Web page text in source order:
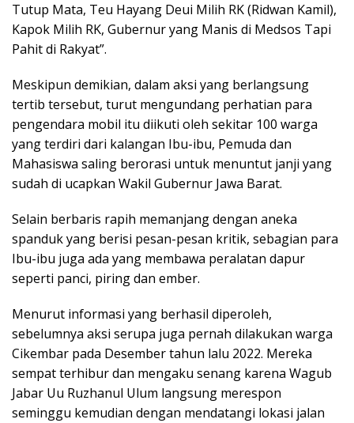
Tutup Mata, Teu Hayang Deui Milih RK (Ridwan Kamil),
Kapok Milih RK, Gubernur yang Manis di Medsos Tapi
Pahit di Rakyat”.
Meskipun demikian, dalam aksi yang berlangsung
tertib tersebut, turut mengundang perhatian para
pengendara mobil itu diikuti oleh sekitar 100 warga
yang terdiri dari kalangan Ibu-ibu, Pemuda dan
Mahasiswa saling berorasi untuk menuntut janji yang
sudah di ucapkan Wakil Gubernur Jawa Barat.
Selain berbaris rapih memanjang dengan aneka
spanduk yang berisi pesan-pesan kritik, sebagian para
Ibu-ibu juga ada yang membawa peralatan dapur
seperti panci, piring dan ember.
Menurut informasi yang berhasil diperoleh,
sebelumnya aksi serupa juga pernah dilakukan warga
Cikembar pada Desember tahun lalu 2022. Mereka
sempat terhibur dan mengaku senang karena Wagub
Jabar Uu Ruzhanul Ulum langsung merespon
seminggu kemudian dengan mendatangi lokasi jalan